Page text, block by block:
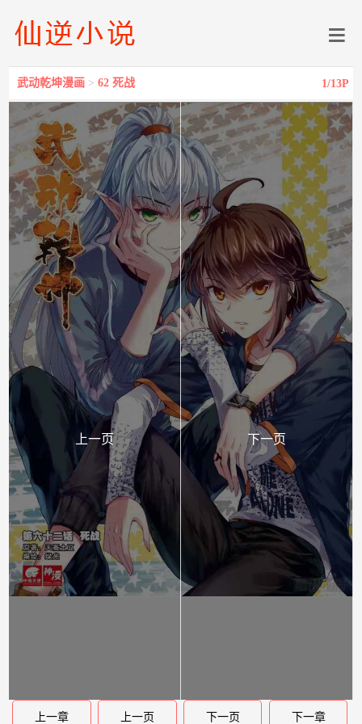
武动乾坤漫画 >62 死战 1/13P
上一页 下一页
上一章 上一页 下一页 下一章